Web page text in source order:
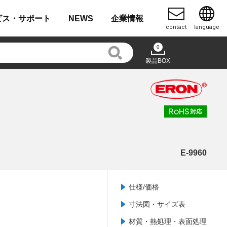
・ サポート NEWS 企業情報
contact language
0
製品BOX
E-9960
仕様/価格
寸法図・サイズ表
材質・熱処理・表面処理